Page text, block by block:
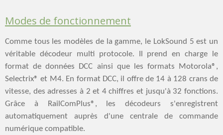
Modes de fonctionnement
Comme tous les modèles de la gamme, le LokSound 5 est un
véritable décodeur multi protocole. Il prend en charge le
format de données DCC ainsi que les formats Motorola®,
Selectrix® et M4. En format DCC, il offre de 14 à 128 crans de
vitesse, des adresses à 2 et 4 chiffres et jusqu'à 32 fonctions.
Grâce à RailComPlus®, les décodeurs s'enregistrent
automatiquement auprès d'une centrale de commande
numérique compatible.